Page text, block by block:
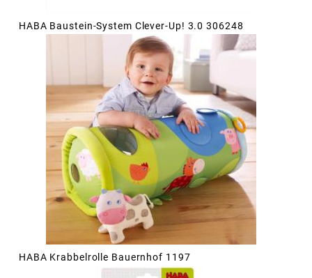
HABA Baustein-System Clever-Up! 3.0 306248
HABA Krabbelrolle Bauernhof 1197